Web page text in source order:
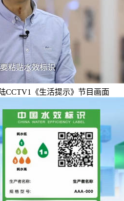
CCTV1《生活提示》节目画面